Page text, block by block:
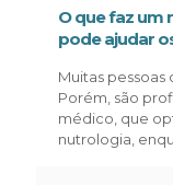
O que faz um
pode ajudar
Muitas
Porém, são
médico, que
nutrologia,